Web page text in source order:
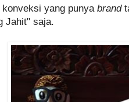
konveksi yang punya brand
Jahit" saja.